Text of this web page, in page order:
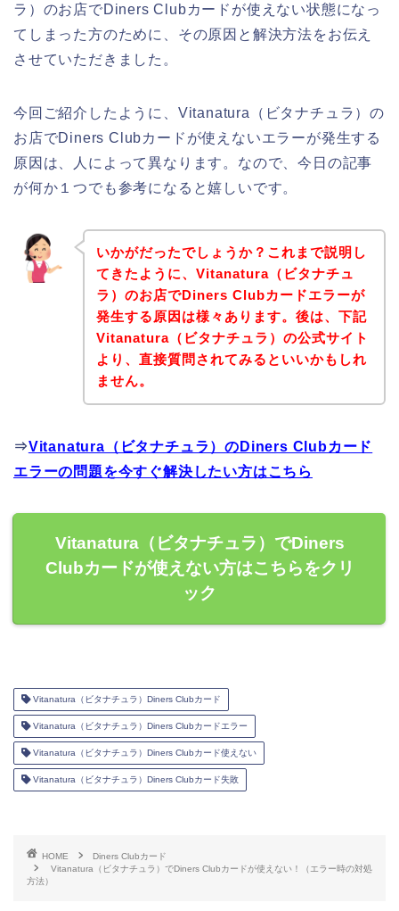
ラ）のお店でDiners Clubカードが使えない状態になっ
てしまった方のために、その原因と解決方法をお伝え
させていただきました。
今回ご紹介したように、Vitanatura（ビタナチュラ）の
お店でDiners Clubカードが使えないエラーが発生する
原因は、人によって異なります。なので、今日の記事
が何か１つでも参考になると嬉しいです。
いかがだったでしょうか？これまで説明し
てきたように、Vitanatura（ビタナチュ
ラ）のお店でDiners Clubカードエラーが
発生する原因は様々あります。後は、下記
Vitanatura（ビタナチュラ）の公式サイト
より、直接質問されてみるといいかもしれ
ません。
⇒Vitanatura（ビタナチュラ）のDiners Clubカード
エラーの問題を今すぐ解決したい方はこちら
Vitanatura（ビタナチュラ）でDiners
Clubカードが使えない方はこちらをクリ
ック
Vitanatura（ビタナチュラ）Diners Clubカード
Vitanatura（ビタナチュラ）Diners Clubカードエラー
Vitanatura（ビタナチュラ）Diners Clubカード使えない
Vitanatura（ビタナチュラ）Diners Clubカード失敗
HOME
Diners Clubカード
Vitanatura（ビタナチュラ）でDiners Clubカードが使えない！（エラー時の対処
方法）